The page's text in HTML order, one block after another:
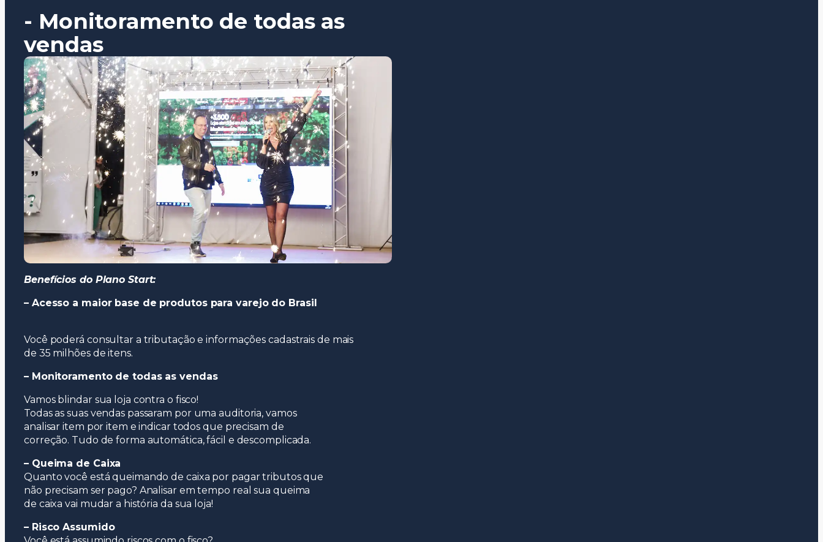
- Monitoramento de todas as
vendas
Benefícios do Plano Start:
– Acesso a maior base de produtos para varejo do Brasil
Você poderá consultar a tributação e informações cadastrais de mais
de 35 milhões de itens.
– Monitoramento de todas as vendas
Vamos blindar sua loja contra o fisco!
Todas as suas vendas passaram por uma auditoria, vamos
analisar item por item e indicar todos que precisam de
correção. Tudo de forma automática, fácil e descomplicada.
– Queima de Caixa
Quanto você está queimando de caixa por pagar tributos que
não precisam ser pago? Analisar em tempo real sua queima
de caixa vai mudar a história da sua loja!
– Risco Assumido